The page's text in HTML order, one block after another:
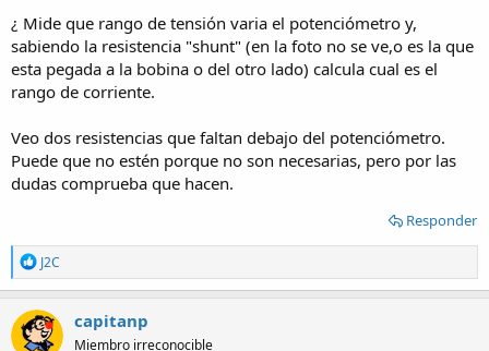
¿ Mide que rango de tensión varia el potenciómetro y,
sabiendo la resistencia "shunt" (en la foto no se ve,o es la que
esta pegada a la bobina o del otro lado) calcula cual es el
rango de corriente.
Veo dos resistencias que faltan debajo del potenciómetro.
Puede que no estén porque no son necesarias, pero por las
dudas comprueba que hacen.
Responder
R
e
a
c
t
i
J2C
capitanp
Miembro irreconocible